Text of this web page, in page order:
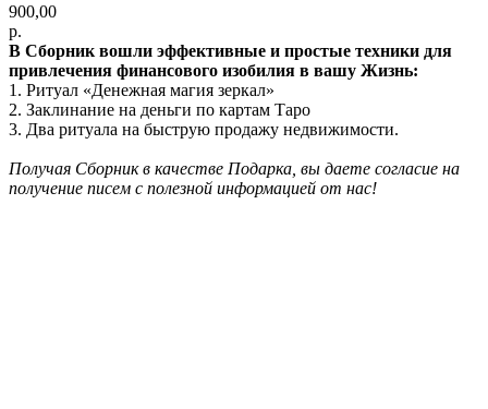
900,00
р.
В Сборник вошли эффективные и простые техники для
привлечения финансового изобилия в вашу Жизнь:
1. Ритуал «Денежная магия зеркал»
2. Заклинание на деньги по картам Таро
3. Два ритуала на быструю продажу недвижимости.
Получая Сборник в качестве Подарка, вы даете согласие на
получение писем с полезной информацией от нас!